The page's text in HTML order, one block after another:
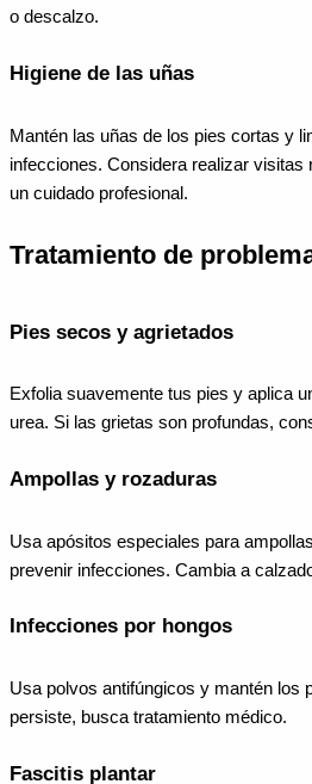
o descalzo.
Higiene de las uñas
Mantén las uñas de los pies cortas y
infecciones. Considera realizar visitas
un cuidado profesional.
Tratamiento de
Pies secos y agrietados
Exfolia suavemente tus pies y aplica
urea. Si las grietas son profundas,
Ampollas y rozaduras
Usa apósitos especiales para
prevenir infecciones. Cambia a
Infecciones por hongos
Usa polvos antifúngicos y mantén los
persiste, busca tratamiento médico.
Fascitis plantar